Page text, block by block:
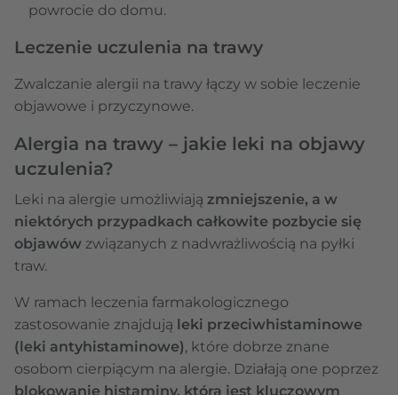
powrocie do domu.
Leczenie uczulenia na trawy
Zwalczanie alergii na trawy łączy w sobie leczenie
objawowe i przyczynowe.
Alergia na trawy – jakie leki na objawy
uczulenia?
Leki na alergie umożliwiają zmniejszenie, a w
niektórych przypadkach całkowite pozbycie się
objawów związanych z nadwrażliwością na pyłki
traw.
W ramach leczenia farmakologicznego
zastosowanie znajdują leki przeciwhistaminowe
(leki antyhistaminowe), które dobrze znane
osobom cierpiącym na alergie. Działają one poprzez
blokowanie histaminy, która jest kluczowym